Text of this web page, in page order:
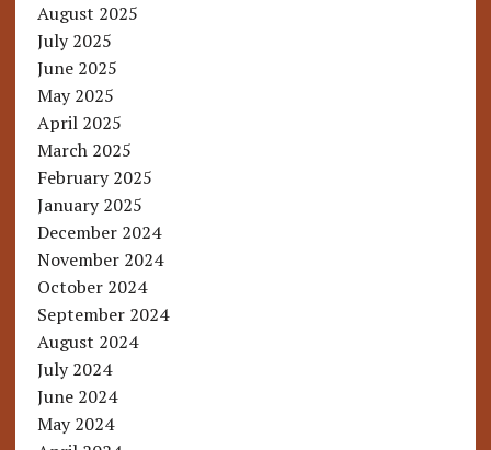
August 2025
July 2025
June 2025
May 2025
April 2025
March 2025
February 2025
January 2025
December 2024
November 2024
October 2024
September 2024
August 2024
July 2024
June 2024
May 2024